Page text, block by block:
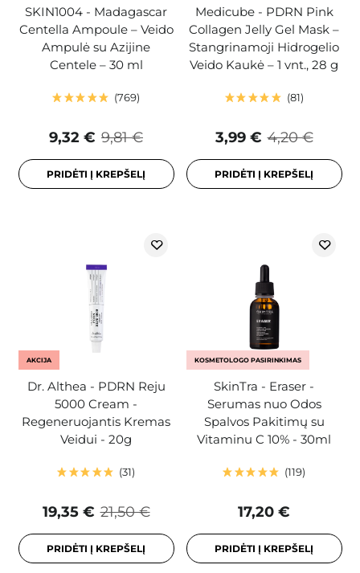
SKIN1004 - Madagascar
Centella Ampoule – Veido
Ampulė su Azijine
Centele – 30 ml
769
9,81 €
9,32 €
PRIDĖTI Į KREPŠELĮ
Medicube - PDRN Pink
Collagen Jelly Gel Mask –
Stangrinamoji Hidrogelio
Veido Kaukė – 1 vnt., 28 g
81
4,20 €
3,99 €
PRIDĖTI Į KREPŠELĮ
AKCIJA
Dr. Althea - PDRN Reju
5000 Cream -
Regeneruojantis Kremas
Veidui - 20g
31
21,50 €
19,35 €
PRIDĖTI Į KREPŠELĮ
KOSMETOLOGO PASIRINKIMAS
SkinTra - Eraser -
Serumas nuo Odos
Spalvos Pakitimų su
Vitaminu C 10% - 30ml
119
17,20 €
PRIDĖTI Į KREPŠELĮ